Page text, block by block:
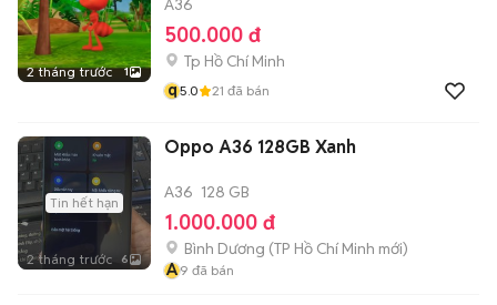
2 tháng trước 1
500.000 đ
Tp Hồ Chí Minh
q5.0 21 đã bán
Tin hết hạn
2 tháng trước 6
Oppo A36 128GB Xanh
A36 128 GB
1.000.000 đ
Bình Dương (TP Hồ Chí Minh mới)
A9 đã bán